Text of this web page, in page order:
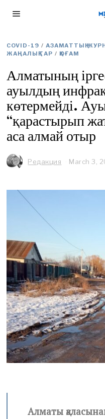
COVID-19 / АЗАМАТТЫҚ
ЖАҢАЛЫҚТАР / ҚОҒАМ
Алматының
ауылдың
көтермейді.
“қарастырып
аса алмай отыр
Редакция March 3,
Алматы